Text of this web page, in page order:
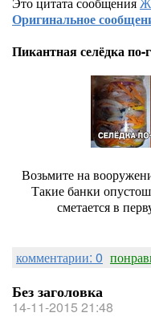
Оригинальное
Пикантная селёдка по-
Возьмите на
Такие банки
сметается в
комментарии: 0
Без заголовка
14-11-2015 21:48